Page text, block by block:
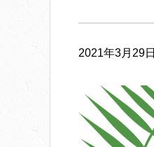
2021年3月29日